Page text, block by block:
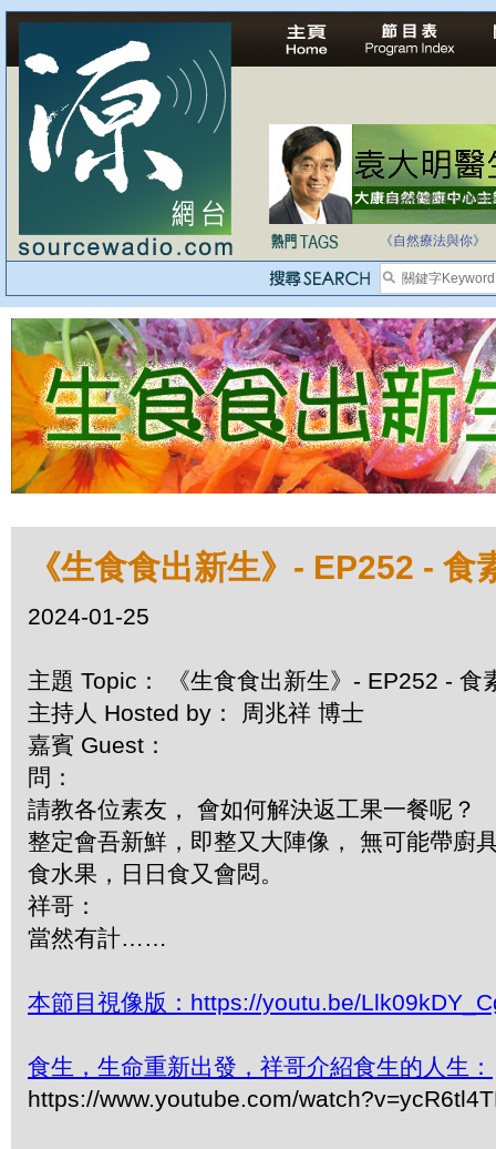
自家教育合法化-
《自然療法與你》
《生食食出新生》- EP252 -
2024-01-25
主題 Topic： 《生食食出新生》- EP252 - 食
主持人 Hosted by： 周兆祥 博士
嘉賓 Guest：
問：
請教各位素友， 會如何解決返工果一餐呢？
整定會吾新鮮，即整又大陣像， 無可能帶廚
食水果，日日食又會悶。
祥哥：
當然有計……
本節目視像版：https://youtu.be/
食生，生命重新出發，祥哥介紹食生的人生：
https://www.youtube.com/